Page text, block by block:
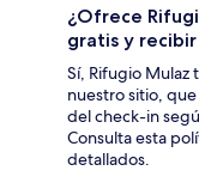
¿Ofrece
gratis y
Sí, Rifugio Mulaz
nuestro sitio,
del check-in
Consulta esta
detallados.